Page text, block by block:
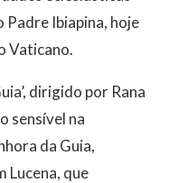
Padre Ibiapina, hoje
Vaticano.
dirigido por Rana
sensível na
da Guia,
Lucena, que